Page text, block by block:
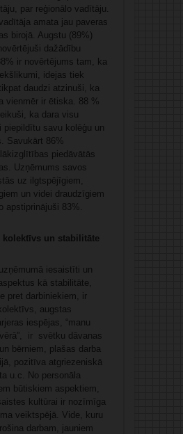
par reģionālo vadītāju.
amata jau paveras
birojā. Augstu (89%)
dažādību
ir novērtējums tam, ka
idejas tiek
daudzi atzinuši, ka
vienmēr ir ētiska. 88 %
ka dara visu
piepildītu savu kolēģu un
Savukārt 86%
piedāvātās
Uzņēmums savos
uz ilgtspējīgiem,
un videi draudzīgiem
apstiprinājuši 83%.
kolektīvs un stabilitāte
iesaistīti un
kā stabilitāte,
pret darbiniekiem, ir
augstas
iespējas, “manu
ir svētku dāvanas
bērniem, plašas darba
pozitīva atgriezeniskā
u.c. No personāla
būtiskiem aspektiem,
kultūrai ir nozīmīga
veiktspējā. Vide, kuru
darbam, jauniem